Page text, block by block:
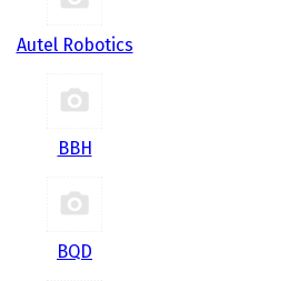
Autel Robotics
BBH
BQD